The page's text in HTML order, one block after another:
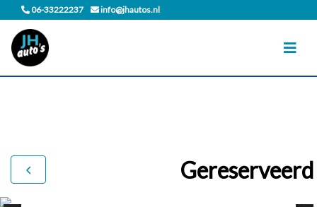
06-33222237 info@jhautos.nl
Gereserveerd